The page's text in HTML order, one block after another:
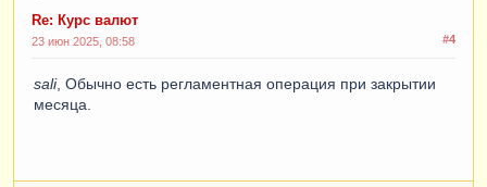
Re: Курс валют
#4
23 июн 2025, 08:58
sali, Обычно есть регламентная операция при закрытии
месяца.